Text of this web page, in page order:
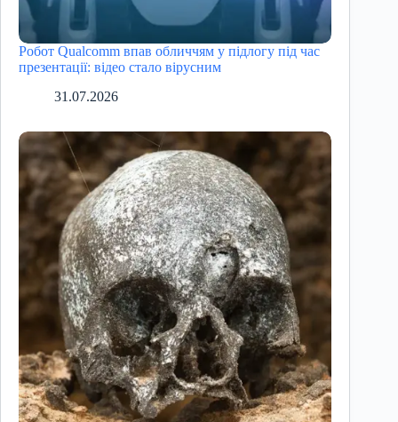
Робот Qualcomm впав обличчям у підлогу під час
презентації: відео стало вірусним
31.07.2026